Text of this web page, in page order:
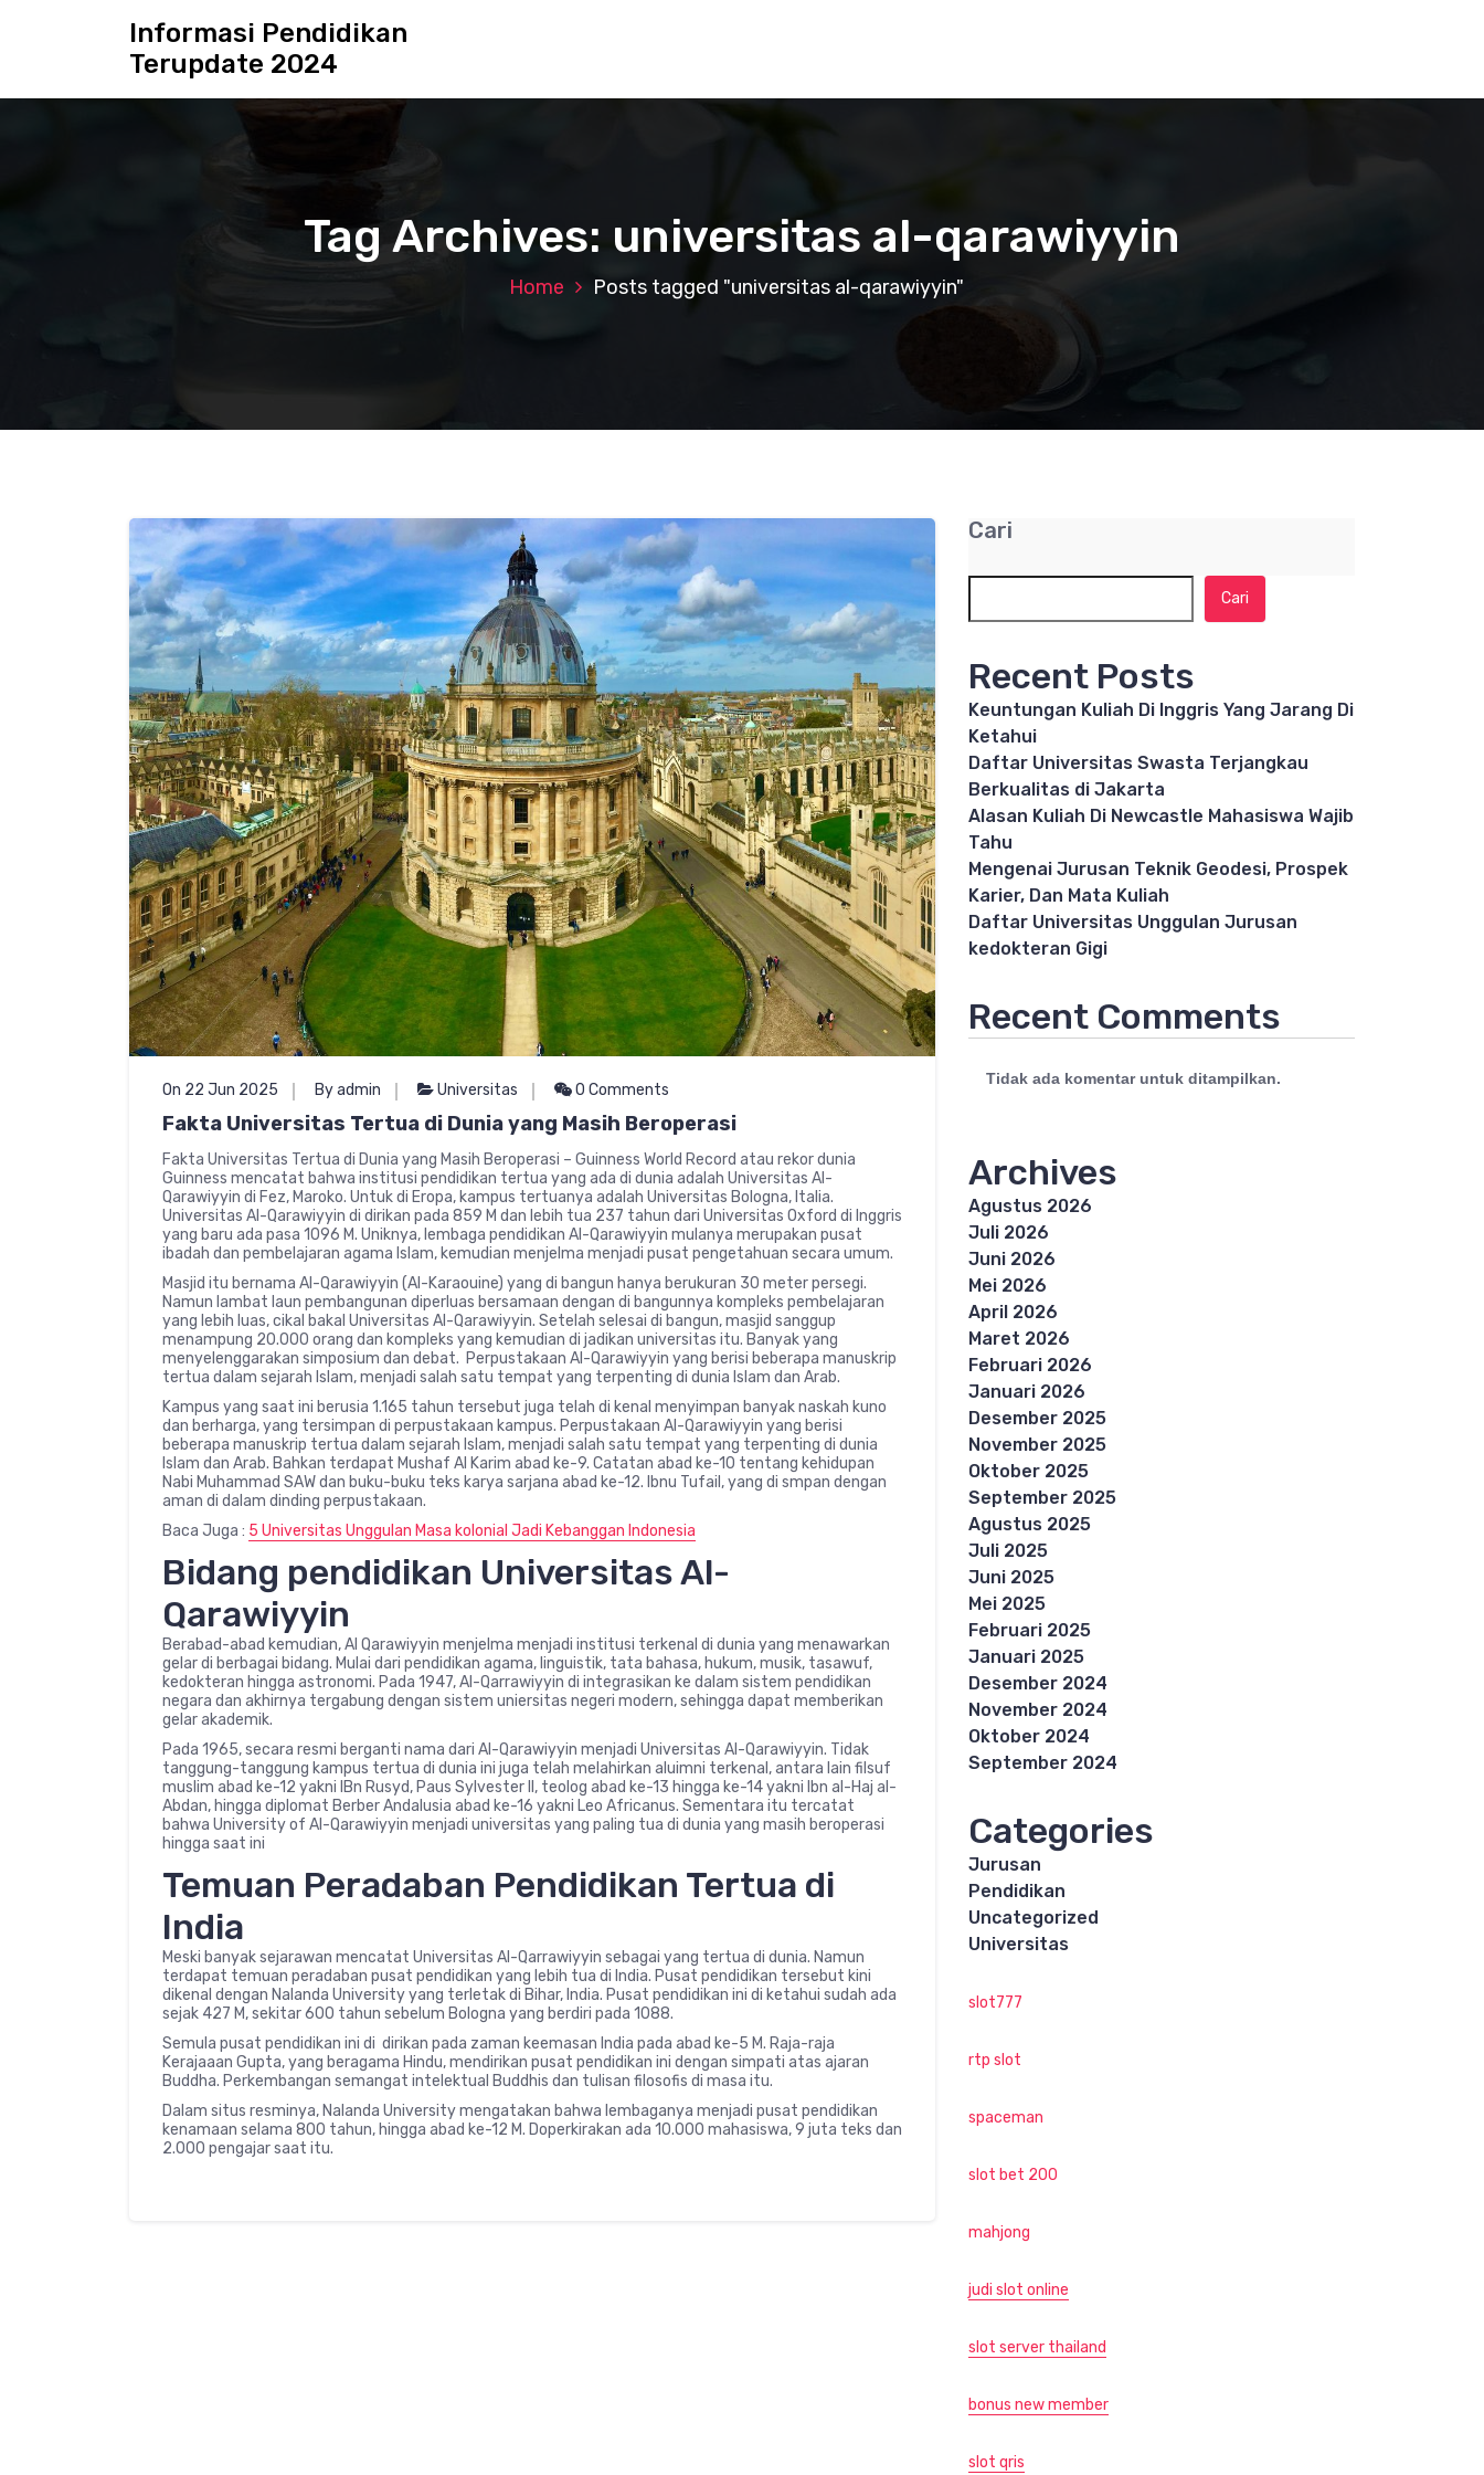
Informasi Pendidikan
Terupdate 2024
Tag Archives: universitas al-qarawiyyin
Home Posts tagged "universitas al-qarawiyyin"
On 22 Jun 2025 By admin Universitas 0 Comments
Fakta Universitas Tertua di Dunia yang Masih Beroperasi
Fakta Universitas Tertua di Dunia yang Masih Beroperasi – Guinness World Record atau rekor dunia
Guinness mencatat bahwa institusi pendidikan tertua yang ada di dunia adalah Universitas Al-
Qarawiyyin di Fez, Maroko. Untuk di Eropa, kampus tertuanya adalah Universitas Bologna, Italia.
Universitas Al-Qarawiyyin di dirikan pada 859 M dan lebih tua 237 tahun dari Universitas Oxford di Inggris
yang baru ada pasa 1096 M. Uniknya, lembaga pendidikan Al-Qarawiyyin mulanya merupakan pusat
ibadah dan pembelajaran agama Islam, kemudian menjelma menjadi pusat pengetahuan secara umum.
Masjid itu bernama Al-Qarawiyyin (Al-Karaouine) yang di bangun hanya berukuran 30 meter persegi.
Namun lambat laun pembangunan diperluas bersamaan dengan di bangunnya kompleks pembelajaran
yang lebih luas, cikal bakal Universitas Al-Qarawiyyin. Setelah selesai di bangun, masjid sanggup
menampung 20.000 orang dan kompleks yang kemudian di jadikan universitas itu. Banyak yang
menyelenggarakan simposium dan debat. Perpustakaan Al-Qarawiyyin yang berisi beberapa manuskrip
tertua dalam sejarah Islam, menjadi salah satu tempat yang terpenting di dunia Islam dan Arab.
Kampus yang saat ini berusia 1.165 tahun tersebut juga telah di kenal menyimpan banyak naskah kuno
dan berharga, yang tersimpan di perpustakaan kampus. Perpustakaan Al-Qarawiyyin yang berisi
beberapa manuskrip tertua dalam sejarah Islam, menjadi salah satu tempat yang terpenting di dunia
Islam dan Arab. Bahkan terdapat Mushaf Al Karim abad ke-9. Catatan abad ke-10 tentang kehidupan
Nabi Muhammad SAW dan buku-buku teks karya sarjana abad ke-12. Ibnu Tufail, yang di smpan dengan
aman di dalam dinding perpustakaan.
Baca Juga : 5 Universitas Unggulan Masa kolonial Jadi Kebanggan Indonesia
Bidang pendidikan Universitas Al-
Qarawiyyin
Berabad-abad kemudian, Al Qarawiyyin menjelma menjadi institusi terkenal di dunia yang menawarkan
gelar di berbagai bidang. Mulai dari pendidikan agama, linguistik, tata bahasa, hukum, musik, tasawuf,
kedokteran hingga astronomi. Pada 1947, Al-Qarrawiyyin di integrasikan ke dalam sistem pendidikan
negara dan akhirnya tergabung dengan sistem uniersitas negeri modern, sehingga dapat memberikan
gelar akademik.
Pada 1965, secara resmi berganti nama dari Al-Qarawiyyin menjadi Universitas Al-Qarawiyyin. Tidak
tanggung-tanggung kampus tertua di dunia ini juga telah melahirkan aluimni terkenal, antara lain filsuf
muslim abad ke-12 yakni IBn Rusyd, Paus Sylvester II, teolog abad ke-13 hingga ke-14 yakni Ibn al-Haj al-
Abdan, hingga diplomat Berber Andalusia abad ke-16 yakni Leo Africanus. Sementara itu tercatat
bahwa University of Al-Qarawiyyin menjadi universitas yang paling tua di dunia yang masih beroperasi
hingga saat ini
Temuan Peradaban Pendidikan Tertua di
India
Meski banyak sejarawan mencatat Universitas Al-Qarrawiyyin sebagai yang tertua di dunia. Namun
terdapat temuan peradaban pusat pendidikan yang lebih tua di India. Pusat pendidikan tersebut kini
dikenal dengan Nalanda University yang terletak di Bihar, India. Pusat pendidikan ini di ketahui sudah ada
sejak 427 M, sekitar 600 tahun sebelum Bologna yang berdiri pada 1088.
Semula pusat pendidikan ini di dirikan pada zaman keemasan India pada abad ke-5 M. Raja-raja
Kerajaaan Gupta, yang beragama Hindu, mendirikan pusat pendidikan ini dengan simpati atas ajaran
Buddha. Perkembangan semangat intelektual Buddhis dan tulisan filosofis di masa itu.
Dalam situs resminya, Nalanda University mengatakan bahwa lembaganya menjadi pusat pendidikan
kenamaan selama 800 tahun, hingga abad ke-12 M. Doperkirakan ada 10.000 mahasiswa, 9 juta teks dan
2.000 pengajar saat itu.
Cari
Cari
Recent Posts
Keuntungan Kuliah Di Inggris Yang Jarang Di
Ketahui
Daftar Universitas Swasta Terjangkau
Berkualitas di Jakarta
Alasan Kuliah Di Newcastle Mahasiswa Wajib
Tahu
Mengenai Jurusan Teknik Geodesi, Prospek
Karier, Dan Mata Kuliah
Daftar Universitas Unggulan Jurusan
kedokteran Gigi
Recent Comments
Tidak ada komentar untuk ditampilkan.
Archives
Agustus 2026
Juli 2026
Juni 2026
Mei 2026
April 2026
Maret 2026
Februari 2026
Januari 2026
Desember 2025
November 2025
Oktober 2025
September 2025
Agustus 2025
Juli 2025
Juni 2025
Mei 2025
Februari 2025
Januari 2025
Desember 2024
November 2024
Oktober 2024
September 2024
Categories
Jurusan
Pendidikan
Uncategorized
Universitas
slot777
rtp slot
spaceman
slot bet 200
mahjong
judi slot online
slot server thailand
bonus new member
slot qris